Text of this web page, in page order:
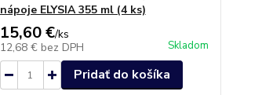
nápoje ELYSIA 355 ml (4 ks)
15,60 €/ks
12,68 € bez DPH Skladom
Pridať do košíka